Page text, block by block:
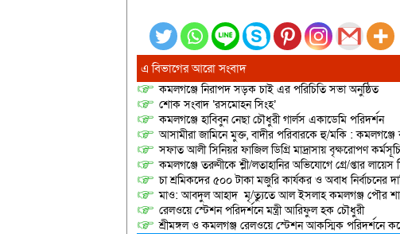
এ বিভাগের আরো সংবাদ
কমলগঞ্জে নিরাপদ সড়ক চাই এর পরিচিতি সভা অনুষ্ঠিত
শোক সংবাদ ‘রসমোহন সিংহ’
কমলগঞ্জে হাবিবুন নেছা চৌধুরী গার্লস একাডেমি পরিদর্শন
আসামীরা জামিনে মুক্ত, বাদীর পরিবারকে হু/মকি :
সফাত আলী সিনিয়র ফাজিল ডিগ্রি মাদ্রাসায় বৃক্ষরোপণ
কমলগঞ্জে তরুণীকে শ্লী/লতাহানির অভিযোগে গ্রে/প্তার লায়েস
চা শ্রমিকদের ৫০০ টাকা মজুরি কার্যকর ও অবাধ নির্বাচনের
মাও: আবদুল আহাদ মৃ/ত্যুতে আল ইসলাহ কমলগঞ্জ পৌর
রেলওয়ে স্টেশন পরিদর্শনে মন্ত্রী আরিফুল হক চৌধুরী
শ্রীমঙ্গল ও কমলগঞ্জ রেলওয়ে স্টেশন আকস্মিক পরিদর্শনে